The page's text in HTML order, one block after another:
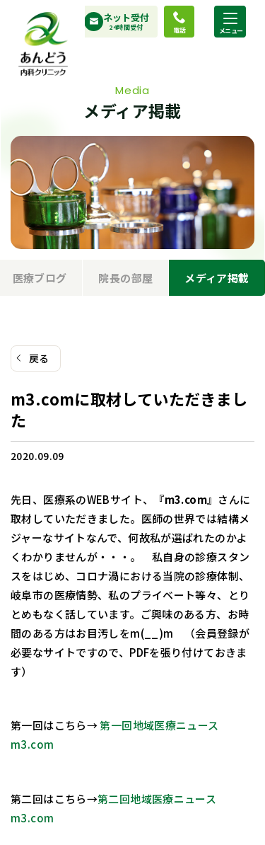
ネット受付
24時間受付 電話
Media
メディア掲載
医療ブログ 院長の部屋 メディア掲載
戻る
m3.comに取材していただきまし
た
2020.09.09
先日、医療系のWEBサイト、 『m3.com』 さんに
取材していただきました。医師の世界では結構メ
ジャーなサイトなんで、何故私が選ばれたのかよ
くわかりませんが・・・。 私自身の診療スタン
スをはじめ、コロナ渦における当院の診療体制、
岐阜市の医療情勢、私のプライベート等々、とり
とめもなく話しています。ご興味のある方、お時
間のある方はお目汚しをm(__)m （会員登録が
必要なサイトですので、PDFを張り付けておきま
す）
第一回はこちら→第一回地域医療ニュース
m3.com
第二回はこちら→第二回地域医療ニュース
m3.com